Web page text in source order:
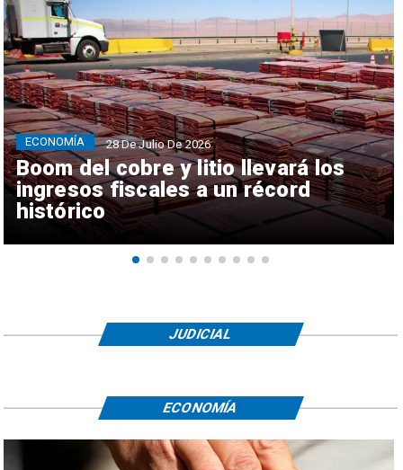
Boom del cobre y litio llevará los
ingresos fiscales a un récord
histórico
ECONOMÍA 28 De Julio De 2026
JUDICIAL
ECONOMÍA